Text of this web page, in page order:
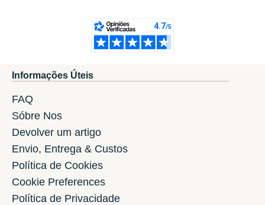
Informações Úteis
FAQ
Sóbre Nos
Devolver um artigo
Envio, Entrega & Custos
Política de Cookies
Cookie Preferences
Política de Privacidade